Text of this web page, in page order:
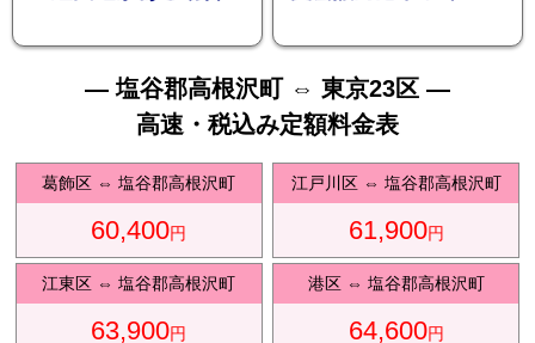
送迎プ
— 塩谷郡高根沢町 ⇔ 東京23区 —
高速・税込み定額料金表
葛飾区 ⇔塩谷郡高根沢町
60,400円
江戸川区⇔ 塩谷郡高根沢町
61,900円
江東区 ⇔塩谷郡高根沢町
63,900円
港区⇔ 塩谷郡高根沢町
64,600円